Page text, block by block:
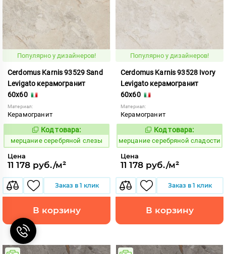
Популярно у дизайнеров!
Cerdomus Karnis 93529 Sand
Levigato керамогранит
60x60
Материал:
Керамогранит
979471
Код товара:
мерцание серебряной слезы
Цена
11 178 руб./м²
Заказ в 1 клик
В корзину
Популярно у дизайнеров!
Cerdomus Karnis 93528 Ivory
Levigato керамогранит
60x60
Материал:
Керамогранит
979470
Код товара:
мерцание серебряной сладости
Цена
11 178 руб./м²
Заказ в 1 клик
В корзину